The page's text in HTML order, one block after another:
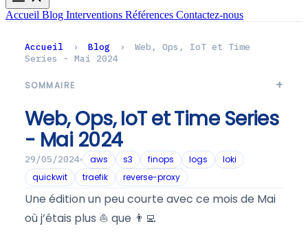
Accueil Blog Interventions Références Contactez-nous
Accueil › Blog ›
Web, Ops, IoT et Time
Series - Mai 2024
SOMMAIRE
Web, Ops, IoT et Time Series
- Mai 2024
29/05/2024 aws s3 finops logs
loki
quickwit
traefik reverse-proxy
Une édition un peu courte avec ce mois de Mai
où j’étais plus ⛵️ que 👨‍💻